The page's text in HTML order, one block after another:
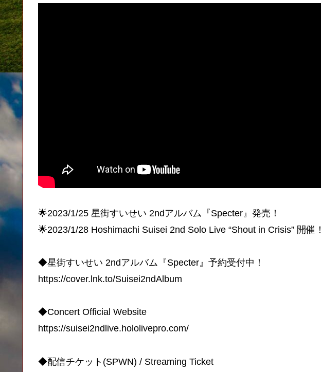
🌟2023/1/25 星街すいせい 2ndアルバム『Specter』発売！
🌟2023/1/28 Hoshimachi Suisei 2nd Solo Live “Shout in Crisis” 開催！
◆星街すいせい 2ndアルバム『Specter』予約受付中！
https://cover.lnk.to/Suisei2ndAlbum
◆Concert Official Website
https://suisei2ndlive.hololivepro.com/
◆配信チケット(SPWN) / Streaming Ticket